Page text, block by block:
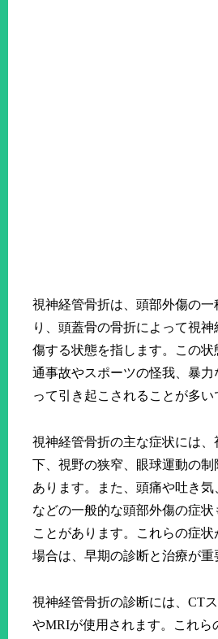
視神経管骨折は、頭部外傷の一
り、頭蓋骨の骨折によって視神
傷する状態を指します。この状
通事故やスポーツの怪我、暴力
って引き起こされることが多い
視神経管骨折の主な症状には、
下、視野の狭窄、眼球運動の制
あります。また、頭痛や吐き気
などの一般的な頭部外傷の症状
ことがあります。これらの症状
場合は、早期の診断と治療が重
視神経管骨折の診断には、CT
やMRIが使用されます。これら